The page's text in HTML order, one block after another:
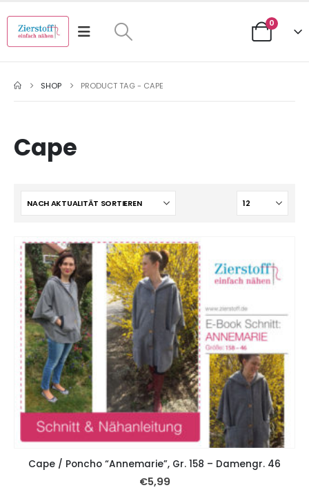
0
SHOP PRODUCT TAG - CAPE
Cape
Cape / Poncho “Annemarie”, Gr. 158 – Damengr. 46
€5,99